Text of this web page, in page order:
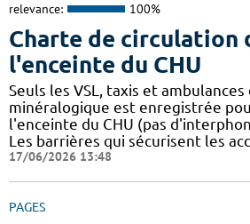
relevance: 100%
Charte de circulation
l'enceinte du CHU
Seuls les VSL, taxis et
minéralogique est enregistrée
l'enceinte du CHU (pas
Les barrières qui sécurisent les
17/06/2026 13:48
PAGES